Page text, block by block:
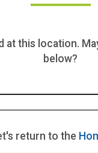
at this location.
below?
return to the